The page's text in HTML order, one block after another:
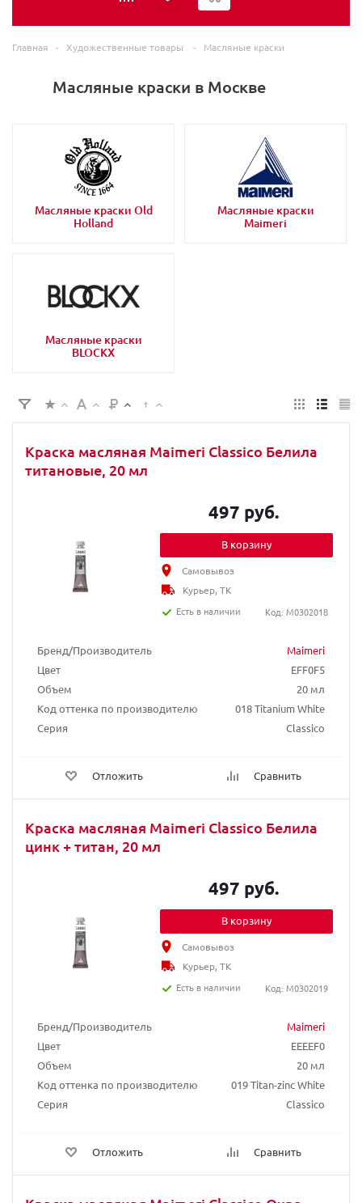
Главная - Художественные товары - Масляные краски
Масляные краски в Москве
Масляные краски Old
Holland
Масляные краски
Maimeri
Масляные краски
BLOCKX
Краска масляная Maimeri Classico Белила
титановые, 20 мл
Бренд/Производитель
Maimeri
Цвет
EFF0F5
Объем
20 мл
Код оттенка по производителю
018 Titanium White
Серия
Classico
Отложить Сравнить
497 руб.
В корзину
Самовывоз
Курьер, ТК
Есть в наличии
Код: M0302018
Краска масляная Maimeri Classico Белила
цинк + титан, 20 мл
Бренд/Производитель
Maimeri
Цвет
EEEEF0
Объем
20 мл
Код оттенка по производителю
019 Titan-zinc White
Серия
Classico
Отложить Сравнить
497 руб.
В корзину
Самовывоз
Курьер, ТК
Есть в наличии
Код: M0302019